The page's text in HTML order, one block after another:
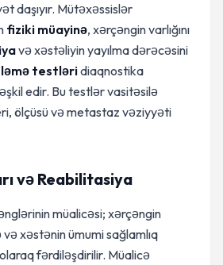
daşıyır. Mütəxəssislər
fiziki müayinə, xərçəngin varlığını
və xəstəliyin yayılma dərəcəsini
testləridiaqnostika
edir. Bu testlər vasitəsilə
ölçüsü və metastaz vəziyyəti
və Reabilitasiya
müalicəsi; xərçəngin
xəstənin ümumi sağlamlıq
fərdiləşdirilir. Müalicə